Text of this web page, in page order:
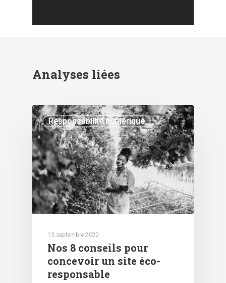
Analyses liées
Responsabilité numérique
13 septembre 2022
Nos 8 conseils pour
concevoir un site éco-
responsable